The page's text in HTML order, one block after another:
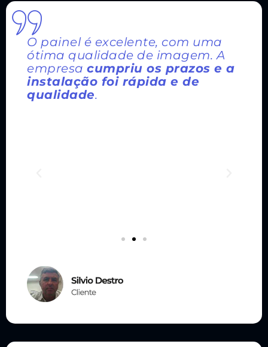
O painel é excelente, com uma
ótima qualidade de imagem. A
empresa cumpriu os prazos e a
instalação foi rápida e de
qualidade.